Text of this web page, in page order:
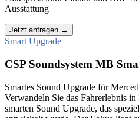
Ausstattung
Jetzt anfragen →
Smart Upgrade
CSP Soundsystem MB
Smartes Sound Upgrade für
Verwandeln Sie das Fahrerlebnis
smarten Sound Upgrade, das